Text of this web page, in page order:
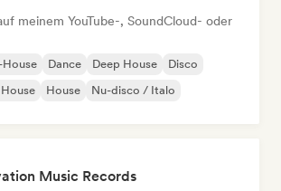
meinem YouTube-, SoundCloud- oder
Dance Deep House
Disco
House Nu-disco / Italo
Music Records